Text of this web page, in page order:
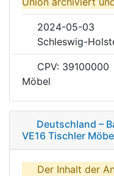
2024-05-03
Schleswig-
CPV: 39100000
Möbel
Deutschland –
VE16 Tischler
Der Inhalt der